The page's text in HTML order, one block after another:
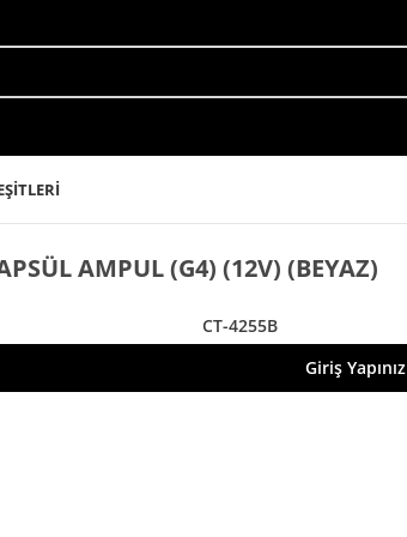
CT-4255B
AMPUL (G4) (12V) (BEYAZ)
Giriş Yapınız